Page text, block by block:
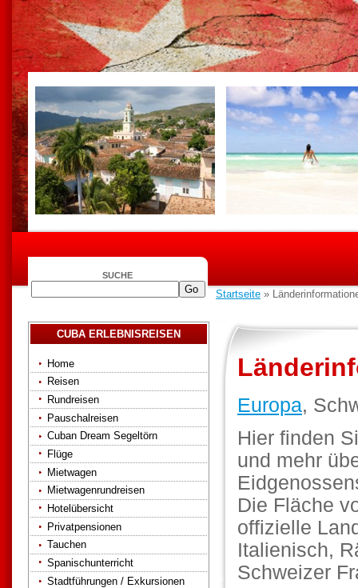
SUCHE
Startseite »
CUBA ERLEBNISREISEN
Home
Reisen
Rundreisen
Pauschalreisen
Cuban Dream Segeltörn
Flüge
Mietwagen
Mietwagenrundreisen
Hotelübersicht
Privatpensionen
Tauchen
Spanischunterricht
Stadtführungen / Exkursionen
Europa,
Hier finden
und mehr
Die Fläche
offizielle
Italienisch,
Schweizer